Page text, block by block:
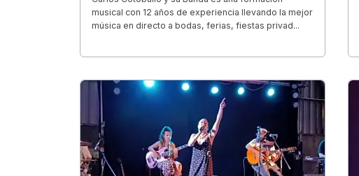
musical con 12 años de experiencia llevando la mejor
música en directo a bodas, ferias, fiestas privad...